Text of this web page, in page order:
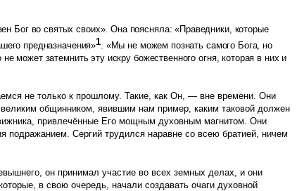
Бог во святых своих». Она поясняла: «Праведники, которые
предназначения»1. «Мы не можем познать самого Бога, но
может затемнить эту искру божественного огня, которая в них и
не только к прошлому. Такие, как Он, — вне времени. Они
общинником, явившим нам пример, каким таковой должен
привлечённые Его мощным духовным магнитом. Они
Сергий трудился наравне со всею братией, ничем
он принимал участие во всех земных делах, и они
в свою очередь, начали создавать очаги духовной